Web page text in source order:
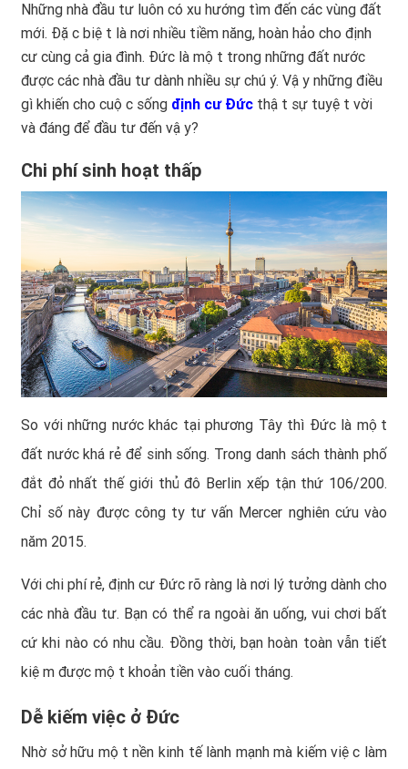
Những nhà đầu tư luôn có xu hướng tìm đến các vùng đất
mới. Đặc biệt là nơi nhiều tiềm năng, hoàn hảo cho định
cư cùng cả gia đình. Đức là một trong những đất nước
được các nhà đầu tư dành nhiều sự chú ý. Vậy những điều
gì khiến cho cuộc sống định cư Đức thật sự tuyệt vời
và đáng để đầu tư đến vậy?
Chi phí sinh hoạt thấp
So với những nước khác tại phương Tây thì Đức là một
đất nước khá rẻ để sinh sống. Trong danh sách thành phố
đắt đỏ nhất thế giới thủ đô Berlin xếp tận thứ 106/200.
Chỉ số này được công ty tư vấn Mercer nghiên cứu vào
năm 2015.
Với chi phí rẻ, định cư Đức rõ ràng là nơi lý tưởng dành cho
các nhà đầu tư. Bạn có thể ra ngoài ăn uống, vui chơi bất
cứ khi nào có nhu cầu. Đồng thời, bạn hoàn toàn vẫn tiết
kiệm được một khoản tiền vào cuối tháng.
Dễ kiếm việc ở Đức
Nhờ sở hữu một nền kinh tế lành mạnh mà kiếm việc làm